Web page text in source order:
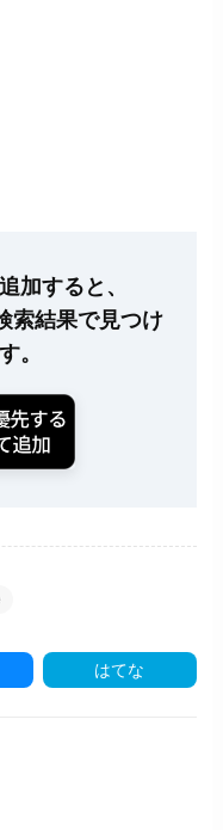
加すると、
索結果で見つけ
。
はてな